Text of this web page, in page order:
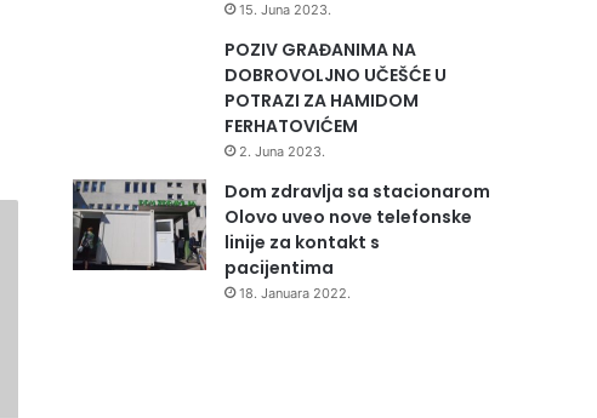
15. Juna 2023.
POZIV GRAĐANIMA NA
DOBROVOLJNO UČEŠĆE U
POTRAZI ZA HAMIDOM
FERHATOVIĆEM
2. Juna 2023.
Dom zdravlja sa stacionarom
Olovo uveo nove telefonske
linije za kontakt s
pacijentima
18. Januara 2022.